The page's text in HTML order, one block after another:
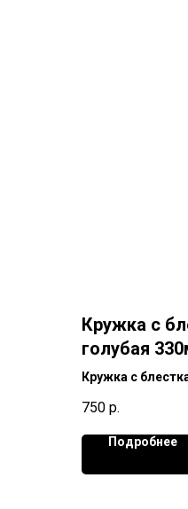
Кружка с
голубая
Кружка с
750 р.
Подробнее